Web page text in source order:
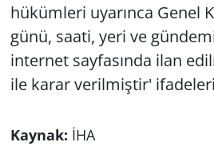
hükümleri uyarınca Genel
günü, saati, yeri ve
internet sayfasında ilan
ile karar verilmiştir'
Kaynak: İHA